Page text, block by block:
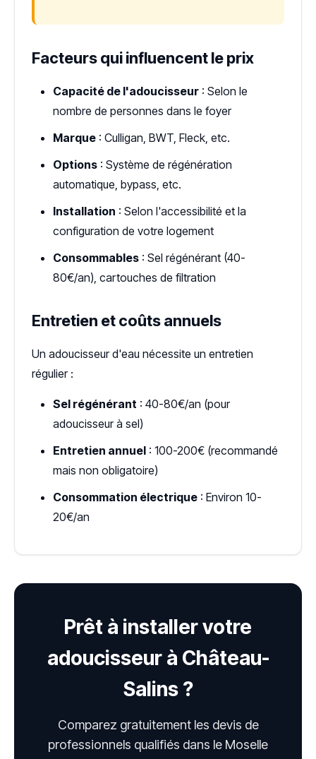
Facteurs qui influencent le prix
Capacité de l'adoucisseur : Selon le
nombre de personnes dans le foyer
Marque : Culligan, BWT, Fleck, etc.
Options : Système de régénération
automatique, bypass, etc.
Installation : Selon l'accessibilité et la
configuration de votre logement
Consommables : Sel régénérant (40-
80€/an), cartouches de filtration
Entretien et coûts annuels
Un adoucisseur d'eau nécessite un entretien
régulier :
Sel régénérant : 40-80€/an (pour
adoucisseur à sel)
Entretien annuel : 100-200€ (recommandé
mais non obligatoire)
Consommation électrique : Environ 10-
20€/an
Prêt à installer votre
adoucisseur à Château-
Salins ?
Comparez gratuitement les devis de
professionnels qualifiés dans le Moselle